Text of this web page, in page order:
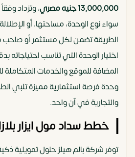
13,000,000 جنيه مصري
، وتزداد
سواء نوع الوحدة، مساحتها، أو
الطريقة تضمن لكل مستثمر أو صاحب
اختيار الوحدة التي تناسب احتياجاته
المضافة للموقع والخدمات
وحدة فرصة استثمارية مميزة تلبي
والتجارية في آن واحد.
خطط سداد مول ايزار
توفر شركة بالم هيلز حلول تمويلية